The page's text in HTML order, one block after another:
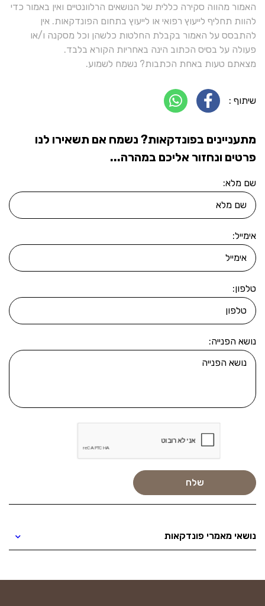
האמור מהווה סקירה כללית של הנושאים הרלוונטיים ואין באמור כדי
להוות תחליף לייעוץ רפואי או לייעוץ בתחום הפונדקאות. אין
להתבסס על האמור בקבלת החלטות כלשהן וכל מסקנה ו/או
פעולה על בסיס הכתוב הינה באחריות הקורא בלבד.
מצאתם טעות באחת הכתבות? נשמח לשמוע.
שיתוף :
מתעניינים בפונדקאות? נשמח אם תשאירו לנו
פרטים ונחזור אליכם במהרה...
שם מלא:
אימייל:
טלפון:
נושא הפנייה:
נושאי מאמרי פונדקאות